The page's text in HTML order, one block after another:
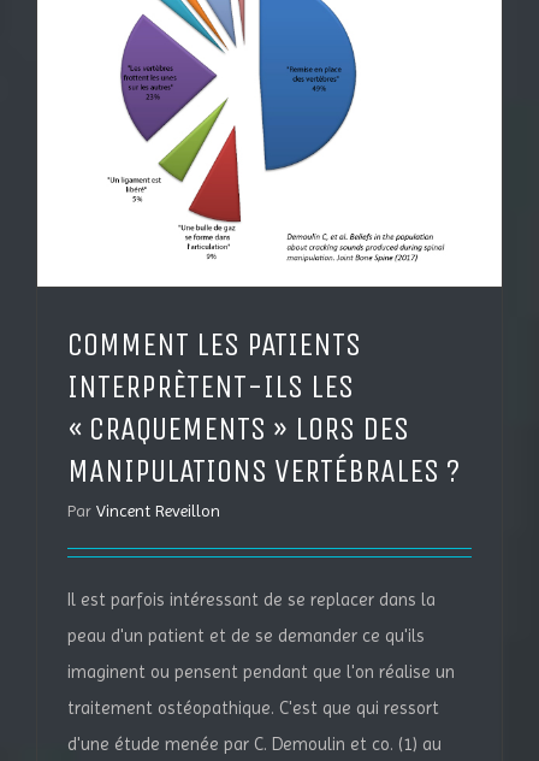
COMMENT LES PATIENTS
INTERPRÈTENT-ILS LES
« CRAQUEMENTS » LORS DES
MANIPULATIONS VERTÉBRALES ?
Par Vincent Reveillon
Il est parfois intéressant de se replacer dans la
peau d'un patient et de se demander ce qu'ils
imaginent ou pensent pendant que l'on réalise un
traitement ostéopathique. C'est que qui ressort
d'une étude menée par C. Demoulin et co. (1) au